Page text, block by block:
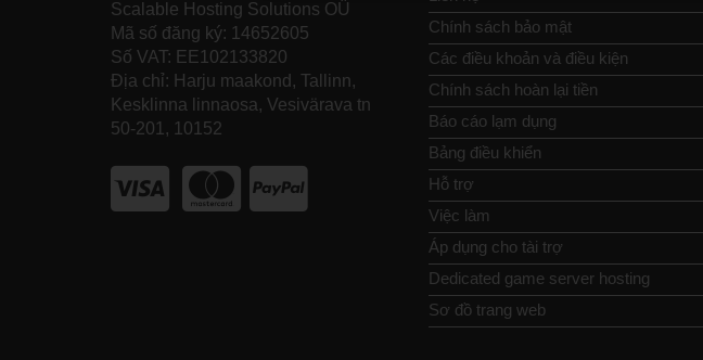
Scalable Hosting Solutions OÜ
Mã số đăng ký: 14652605
Số VAT: EE102133820
Địa chỉ: Harju maakond, Tallinn,
Kesklinna linnaosa, Vesivärava tn
50-201, 10152
Chính sách bảo mật
Các điều khoản và điều kiện
Chính sách hoàn lại tiền
Báo cáo lạm dụng
Bảng điều khiển
Hỗ trợ
Việc làm
Áp dụng cho tài trợ
Dedicated game server hosting
Sơ đồ trang web